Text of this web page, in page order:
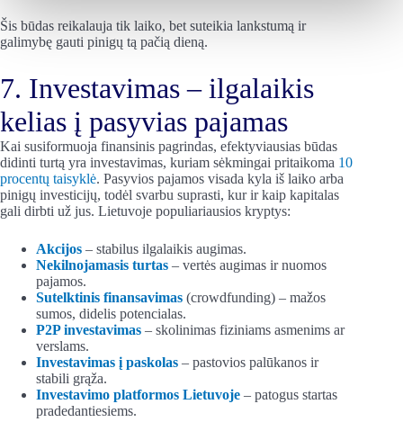
Šis būdas reikalauja tik laiko, bet suteikia lankstumą ir
galimybę gauti pinigų tą pačią dieną.
7. Investavimas – ilgalaikis
kelias į pasyvias pajamas
Kai susiformuoja finansinis pagrindas, efektyviausias būdas
didinti turtą yra investavimas, kuriam sėkmingai pritaikoma 10
procentų taisyklė. Pasyvios pajamos visada kyla iš laiko arba
pinigų investicijų, todėl svarbu suprasti, kur ir kaip kapitalas
gali dirbti už jus. Lietuvoje populiariausios kryptys:
Akcijos – stabilus ilgalaikis augimas.
Nekilnojamasis turtas – vertės augimas ir nuomos
pajamos.
Sutelktinis finansavimas (crowdfunding) – mažos
sumos, didelis potencialas.
P2P investavimas – skolinimas fiziniams asmenims ar
verslams.
Investavimas į paskolas – pastovios palūkanos ir
stabili grąža.
Investavimo platformos Lietuvoje – patogus startas
pradedantiesiems.